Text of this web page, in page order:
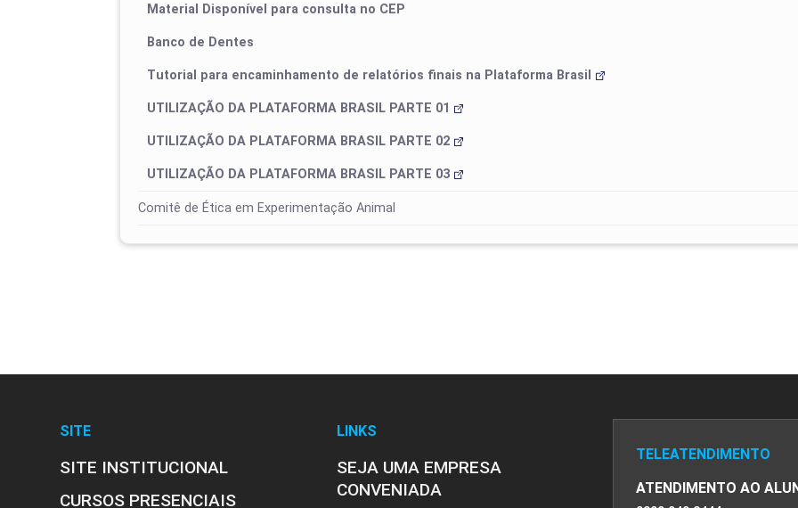
Material Disponível para consulta no CEP
Banco de Dentes
Tutorial para encaminhamento de relatórios finais na Plataforma Brasil
UTILIZAÇÃO DA PLATAFORMA BRASIL PARTE 01
UTILIZAÇÃO DA PLATAFORMA BRASIL PARTE 02
UTILIZAÇÃO DA PLATAFORMA BRASIL PARTE 03
Comitê de Ética em Experimentação Animal
Orientações
SITE
SITE INSTITUCIONAL
CURSOS PRESENCIAIS
LINKS
SEJA UMA EMPRESA
CONVENIADA
TELEATENDIMENTO
ATENDIMENTO AO